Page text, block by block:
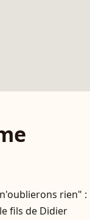
rien" :
fils de Didier